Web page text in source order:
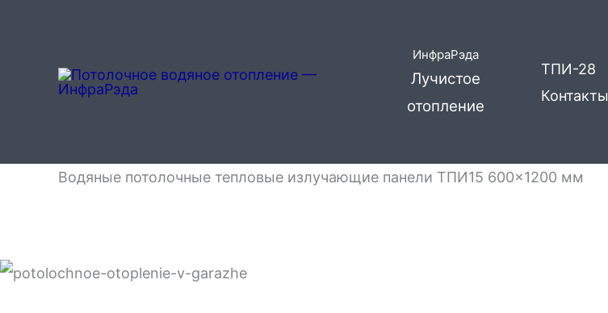
содержимому
ИнфраРэда
Лучистое
отопление
ТПИ-28
Контакты
Водяные потолочные тепловые излучающие панели ТПИ15 600×1200 мм